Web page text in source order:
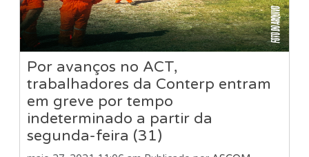
Por avanços no ACT,
trabalhadores da Conterp entram
em greve por tempo
indeterminado a partir da
segunda-feira (31)